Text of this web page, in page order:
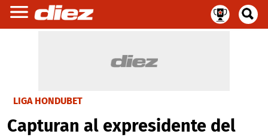
LIGA HONDUBET
Capturan al expresidente del